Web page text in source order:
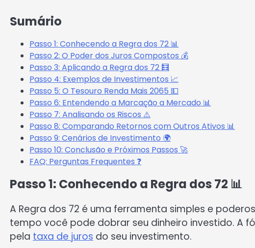
Sumário
Passo 1: Conhecendo a Regra dos 72 📊
Passo 2: O Poder dos Juros Compostos 💰
Passo 3: Aplicando a Regra dos 72 🧮
Passo 4: Exemplos de Investimentos 📈
Passo 5: O Tesouro Renda Mais 2065 💵
Passo 6: Entendendo a Marcação a Mercado 📊
Passo 7: Analisando os Riscos ⚠️
Passo 8: Comparando Retornos com Outros Ativos 📊
Passo 9: Cenários de Investimento 🌍
Passo 10: Conclusão e Próximos Passos 🚀
FAQ: Perguntas Frequentes ❓
Passo 1: Conhecendo a Regra dos 72 📊
A Regra dos 72 é uma ferramenta simples e
tempo você pode dobrar seu dinheiro investido. A
pela taxa de juros do seu investimento.